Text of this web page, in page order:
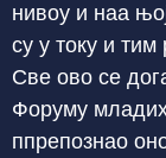
нивоу и наа
су у току и
Све ово се
Форуму младих
ппрепознао